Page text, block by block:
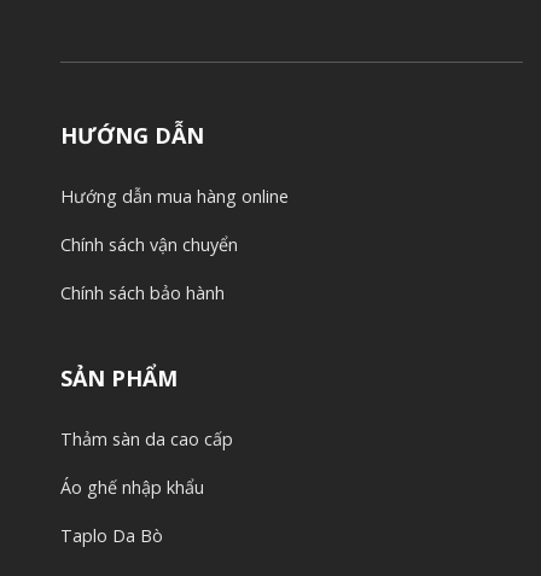
HƯỚNG DẪN
Hướng dẫn mua hàng online
Chính sách vận chuyển
Chính sách bảo hành
SẢN PHẨM
Thảm sàn da cao cấp
Áo ghế nhập khẩu
Taplo Da Bò